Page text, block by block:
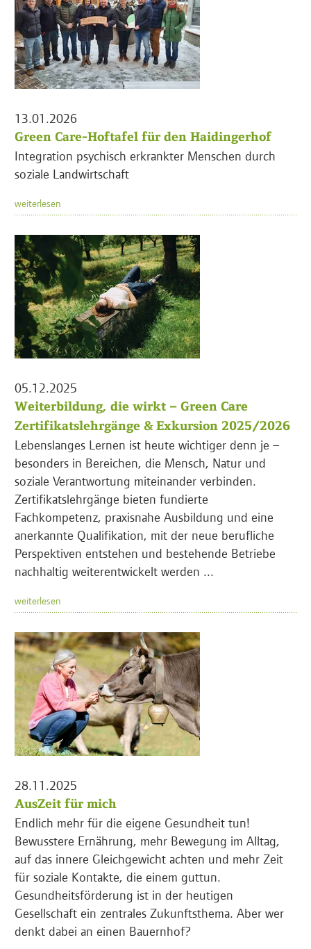
13.01.2026
Green Care-Hoftafel für den Haidingerhof
Integration psychisch erkrankter Menschen durch
soziale Landwirtschaft
weiterlesen
05.12.2025
Weiterbildung, die wirkt – Green Care
Zertifikatslehrgänge & Exkursion 2025/2026
Lebenslanges Lernen ist heute wichtiger denn je –
besonders in Bereichen, die Mensch, Natur und
soziale Verantwortung miteinander verbinden.
Zertifikatslehrgänge bieten fundierte
Fachkompetenz, praxisnahe Ausbildung und eine
anerkannte Qualifikation, mit der neue berufliche
Perspektiven entstehen und bestehende Betriebe
nachhaltig weiterentwickelt werden ...
weiterlesen
28.11.2025
AusZeit für mich
Endlich mehr für die eigene Gesundheit tun!
Bewusstere Ernährung, mehr Bewegung im Alltag,
auf das innere Gleichgewicht achten und mehr Zeit
für soziale Kontakte, die einem guttun.
Gesundheitsförderung ist in der heutigen
Gesellschaft ein zentrales Zukunftsthema. Aber wer
denkt dabei an einen Bauernhof?